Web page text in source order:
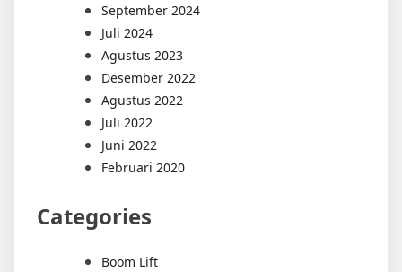
September 2024
Juli 2024
Agustus 2023
Desember 2022
Agustus 2022
Juli 2022
Juni 2022
Februari 2020
Categories
Boom Lift